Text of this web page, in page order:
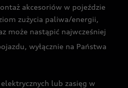
akcesoriów w pojeździe
zużycia paliwa/energii,
może nastąpić najwcześniej
wyłącznie na Państwa
lub zasięg w